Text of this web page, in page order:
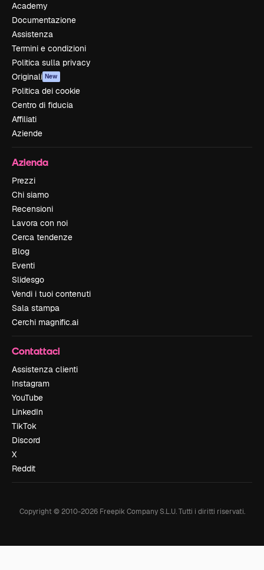
Academy
Documentazione
Assistenza
Termini e condizioni
Politica sulla privacy
Originali New
Politica dei cookie
Centro di fiducia
Affiliati
Aziende
Azienda
Prezzi
Chi siamo
Recensioni
Lavora con noi
Cerca tendenze
Blog
Eventi
Slidesgo
Vendi i tuoi contenuti
Sala stampa
Cerchi magnific.ai
Contattaci
Assistenza clienti
Instagram
YouTube
LinkedIn
TikTok
Discord
X
Reddit
Copyright © 2010-2026Freepik Company S.L.U. Tutti i diritti riservati.